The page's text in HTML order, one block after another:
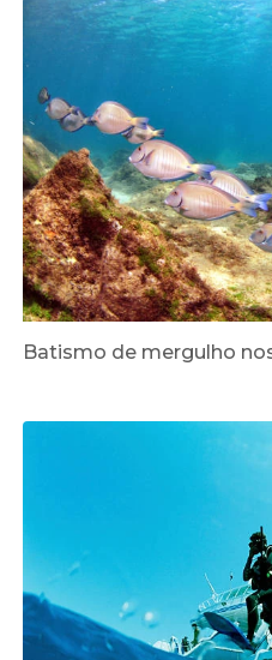
Batismo de mergulho